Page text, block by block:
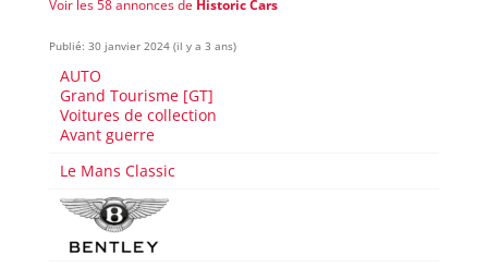
Voir les 58 annonces de Historic Cars
Publié: 30 janvier 2024 (il y a 3 ans)
AUTO
Grand Tourisme [GT]
Voitures de collection
Avant guerre
Le Mans Classic